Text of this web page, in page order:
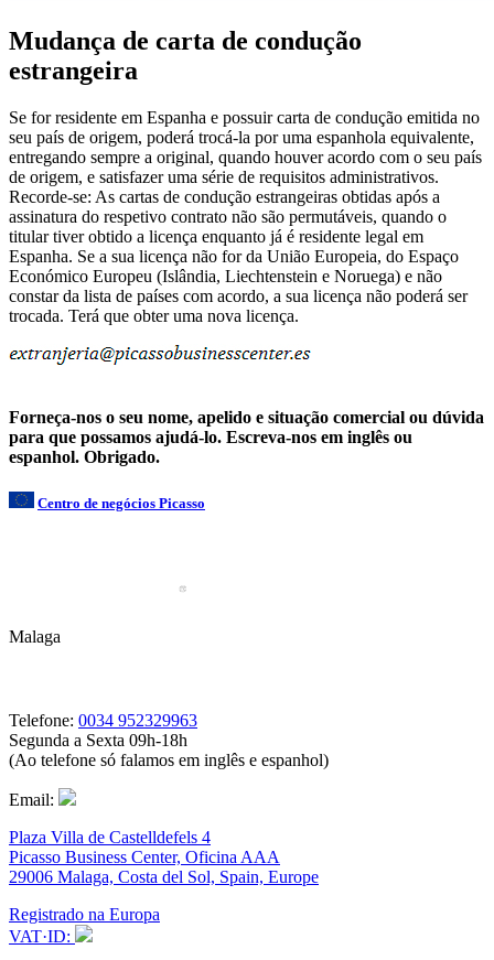
Mudança de carta de condução
estrangeira
Se for residente em Espanha e possuir carta de condução emitida no
seu país de origem, poderá trocá-la por uma espanhola equivalente,
entregando sempre a original, quando houver acordo com o seu país
de origem, e satisfazer uma série de requisitos administrativos.
Recorde-se: As cartas de condução estrangeiras obtidas após a
assinatura do respetivo contrato não são permutáveis, quando o
titular tiver obtido a licença enquanto já é residente legal em
Espanha. Se a sua licença não for da União Europeia, do Espaço
Económico Europeu (Islândia, Liechtenstein e Noruega) e não
constar da lista de países com acordo, a sua licença não poderá ser
trocada. Terá que obter uma nova licença.
Forneça-nos o seu nome, apelido e situação comercial ou dúvida
para que possamos ajudá-lo. Escreva-nos em inglês ou
espanhol. Obrigado.
Centro de negócios Picasso
Malaga
Telefone: 0034 952329963
Segunda a Sexta 09h-18h
(Ao telefone só falamos em inglês e espanhol)
Email:
Plaza Villa de Castelldefels 4
Picasso Business Center, Oficina AAA
29006 Malaga, Costa del Sol, Spain, Europe
Registrado na Europa
VAT·ID: